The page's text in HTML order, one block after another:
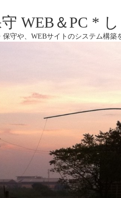
WEB＆PC *
守や、WEBサイトのシステム構築